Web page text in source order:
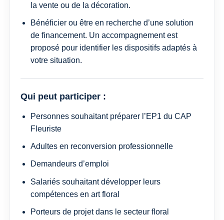
la vente ou de la décoration.
Bénéficier ou être en recherche d’une solution
de financement. Un accompagnement est
proposé pour identifier les dispositifs adaptés à
votre situation.
Qui peut participer :
Personnes souhaitant préparer l’EP1 du CAP
Fleuriste
Adultes en reconversion professionnelle
Demandeurs d’emploi
Salariés souhaitant développer leurs
compétences en art floral
Porteurs de projet dans le secteur floral